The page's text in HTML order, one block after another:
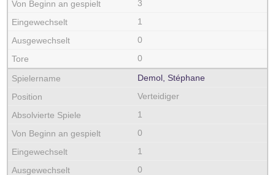
3
1
0
0
Demol, Stéphane
Verteidiger
1
0
1
0